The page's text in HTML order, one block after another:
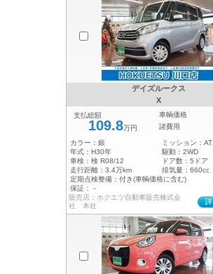
デイズルークス
X
支払総額
109.8万円
車輌価格
諸費用
カラー： 銀 ミッション： AT
年式： H30年 駆動： 2WD
車検： 検 R08/12 ドア数： 5ドア
走行距離： 3.4万km 排気量： 660cc
定期点検整備： 付き(車輌価格に含む)
保証：
－
販売店：ホクエツ自動車販売株式会
社 本社